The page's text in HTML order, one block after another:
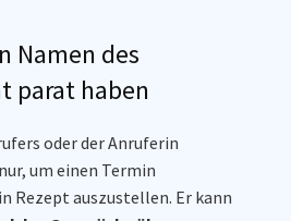
Namen des
parat haben
oder der Anruferin
um einen Termin
Rezept auszustellen. Er kann